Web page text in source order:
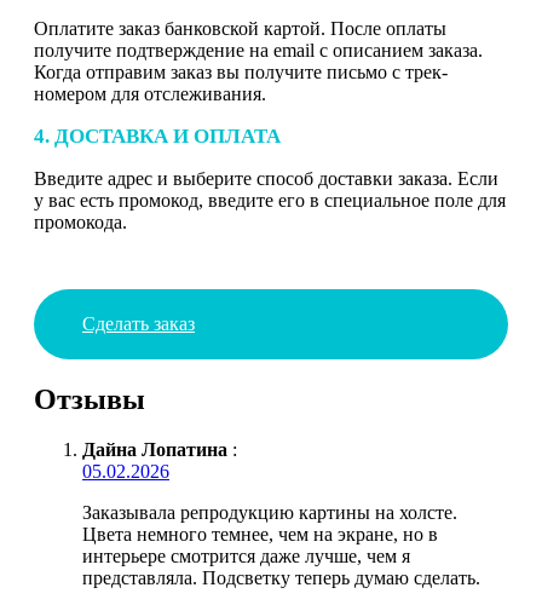
Оплатите заказ банковской картой. После оплаты
получите подтверждение на email с описанием заказа.
Когда отправим заказ вы получите письмо с трек-
номером для отслеживания.
4. ДОСТАВКА И ОПЛАТА
Введите адрес и выберите способ доставки заказа. Если
у вас есть промокод, введите его в специальное поле для
промокода.
Сделать заказ
Отзывы
Дайна Лопатина :
05.02.2026
Заказывала репродукцию картины на холсте.
Цвета немного темнее, чем на экране, но в
интерьере смотрится даже лучше, чем я
представляла. Подсветку теперь думаю сделать.